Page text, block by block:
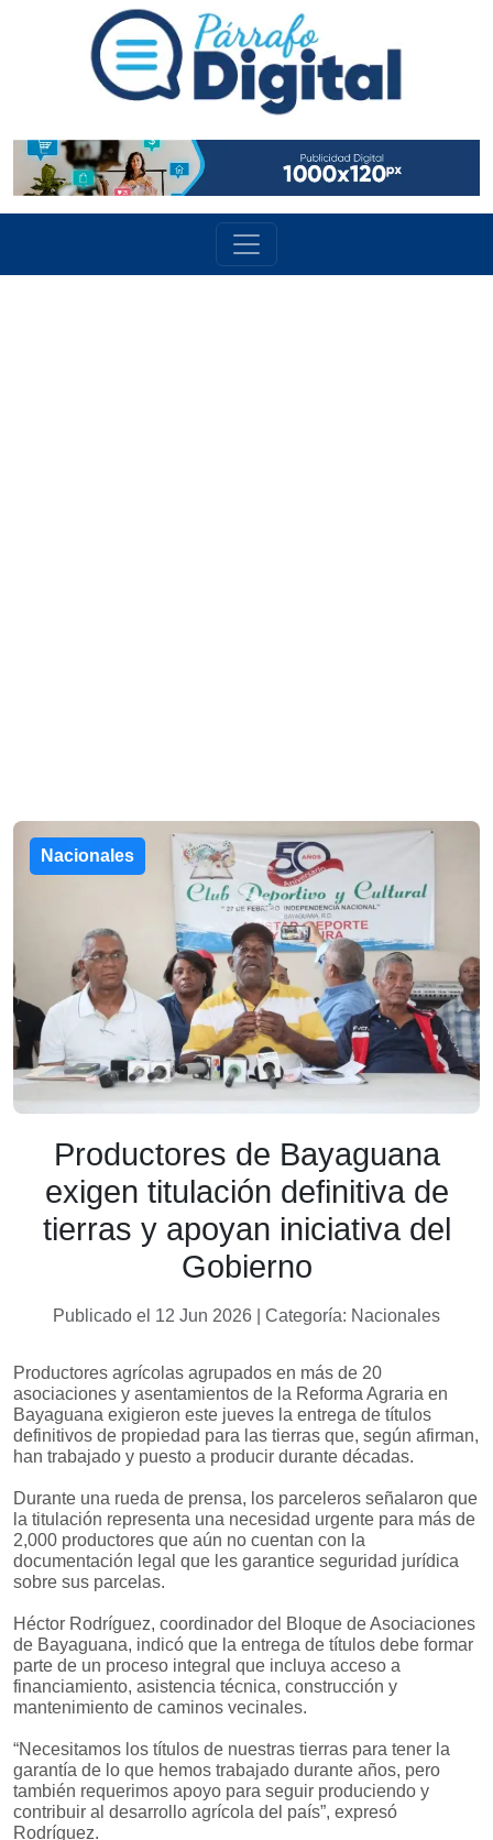
Nacionales
Productores de Bayaguana
exigen titulación definitiva de
tierras y apoyan iniciativa del
Gobierno
Publicado el 12 Jun 2026 | Categoría: Nacionales
Productores agrícolas agrupados en más de 20
asociaciones y asentamientos de la Reforma Agraria en
Bayaguana exigieron este jueves la entrega de títulos
definitivos de propiedad para las tierras que, según afirman,
han trabajado y puesto a producir durante décadas.
Durante una rueda de prensa, los parceleros señalaron que
la titulación representa una necesidad urgente para más de
2,000 productores que aún no cuentan con la
documentación legal que les garantice seguridad jurídica
sobre sus parcelas.
Héctor Rodríguez, coordinador del Bloque de Asociaciones
de Bayaguana, indicó que la entrega de títulos debe formar
parte de un proceso integral que incluya acceso a
financiamiento, asistencia técnica, construcción y
mantenimiento de caminos vecinales.
“Necesitamos los títulos de nuestras tierras para tener la
garantía de lo que hemos trabajado durante años, pero
también requerimos apoyo para seguir produciendo y
contribuir al desarrollo agrícola del país”, expresó
Rodríguez.